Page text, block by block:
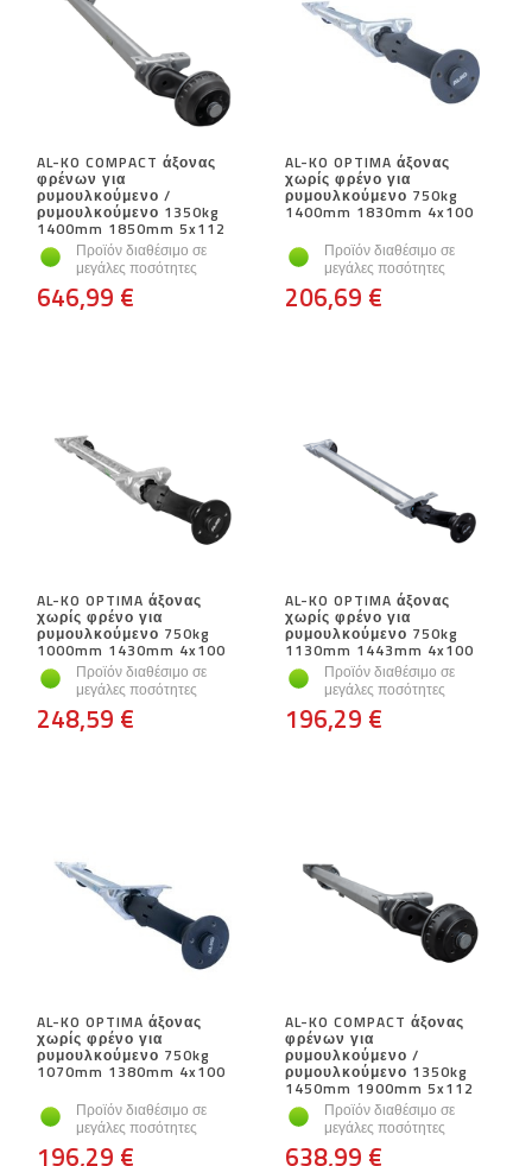
AL-KO COMPACT άξονας
φρένων για
ρυμουλκούμενο /
ρυμουλκούμενο 1350kg
1400mm 1850mm 5x112
Προϊόν διαθέσιμο σε
μεγάλες ποσότητες
646,99 €
AL-KO OPTIMA άξονας
χωρίς φρένο για
ρυμουλκούμενο 750kg
1400mm 1830mm 4x100
Προϊόν διαθέσιμο σε
μεγάλες ποσότητες
206,69 €
AL-KO OPTIMA άξονας
χωρίς φρένο για
ρυμουλκούμενο 750kg
1000mm 1430mm 4x100
Προϊόν διαθέσιμο σε
μεγάλες ποσότητες
248,59 €
AL-KO OPTIMA άξονας
χωρίς φρένο για
ρυμουλκούμενο 750kg
1130mm 1443mm 4x100
Προϊόν διαθέσιμο σε
μεγάλες ποσότητες
196,29 €
AL-KO OPTIMA άξονας
χωρίς φρένο για
ρυμουλκούμενο 750kg
1070mm 1380mm 4x100
Προϊόν διαθέσιμο σε
μεγάλες ποσότητες
196,29 €
AL-KO COMPACT άξονας
φρένων για
ρυμουλκούμενο /
ρυμουλκούμενο 1350kg
1450mm 1900mm 5x112
Προϊόν διαθέσιμο σε
μεγάλες ποσότητες
638,99 €